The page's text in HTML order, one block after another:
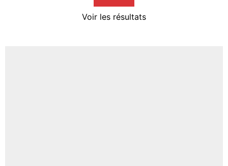
Voir les résultats